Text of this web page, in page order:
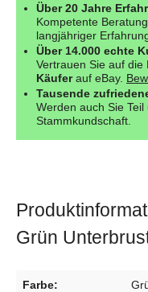
Über 20 Jahre
Kompetente
langjähriger
Über 14.000 echte
Vertrauen Sie auf
Käuferauf eBay.
Tausende
Werden auch Sie
Stammkundschaft.
Grün
Farbe: